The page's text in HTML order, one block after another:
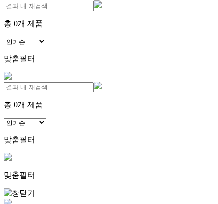
총 0개 제품
맞춤필터
총 0개 제품
맞춤필터
맞춤필터